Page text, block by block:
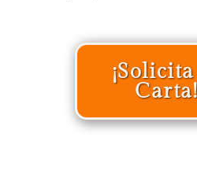
Carta!